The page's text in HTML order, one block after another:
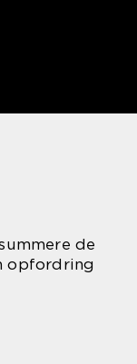
de
opfordring